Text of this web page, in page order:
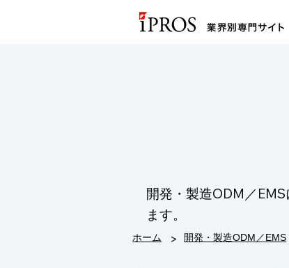
開発・製造ODM／
ます。
ホーム > 開発・製造ODM／EMS